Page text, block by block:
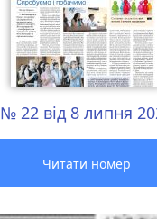
№ 22 від 8 липня
Читати номер